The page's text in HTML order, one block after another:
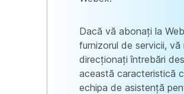
Dacă vă abonați la
furnizorul de servicii, vă
direcționați întrebări
această caracteristică
echipa de asistență